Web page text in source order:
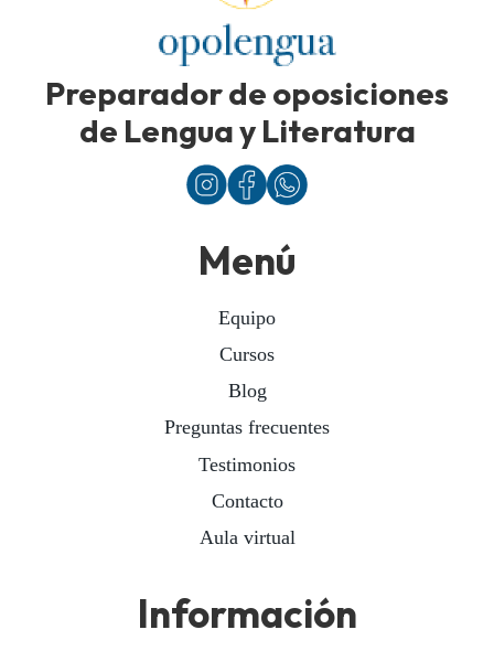
Preparador de oposiciones
de Lengua y Literatura
Menú
Equipo
Cursos
Blog
Preguntas frecuentes
Testimonios
Contacto
Aula virtual
Información